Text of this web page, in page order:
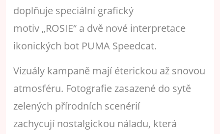
doplňuje speciální grafický
motiv „ROSIE“ a dvě nové interpretace
ikonických bot PUMA Speedcat.
Vizuály kampaně mají éterickou až snovou
atmosféru. Fotografie zasazené do sytě
zelených přírodních scenérií
zachycují nostalgickou náladu, která